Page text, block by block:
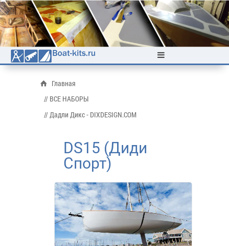
Главная
// ВСЕ НАБОРЫ
// Дадли Дикс - DIXDESIGN.COM
DS15 (Диди
Спорт)